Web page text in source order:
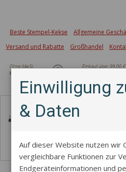
Beste Stempel-Kekse
Allgemeine
Versand und Rabatte
Großhandel
Einwilligung
& Daten
Auf dieser Website nutzen wir
vergleichbare Funktionen zur
Endgeräteinformationen und